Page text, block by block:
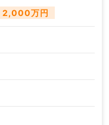
2,000万円